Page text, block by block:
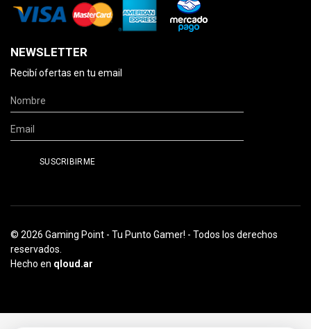
NEWSLETTER
Recibí ofertas en tu email
© 2026 Gaming Point - Tu Punto Gamer! - Todos los derechos
reservados.
Hecho en qloud.ar